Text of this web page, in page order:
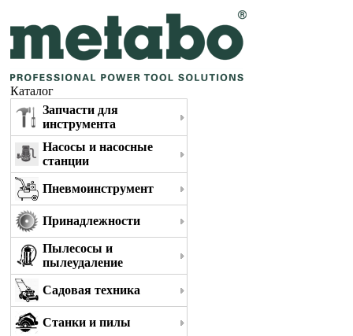
Каталог
Запчасти для
инструмента
Насосы и насосные
станции
Пневмоинструмент
Принадлежности
Пылесосы и
пылеудаление
Садовая техника
Станки и пилы